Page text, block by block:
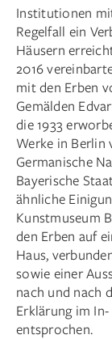
Institutionen
Regelfall ein
Häusern
2016
mit den Erben
Gemälden
die 1933
Werke in Berlin
Germanische
Bayerische
ähnliche
Kunstmuseum
den Erben auf
Haus,
sowie einer
nach und nach
Erklärung im
entsprochen.